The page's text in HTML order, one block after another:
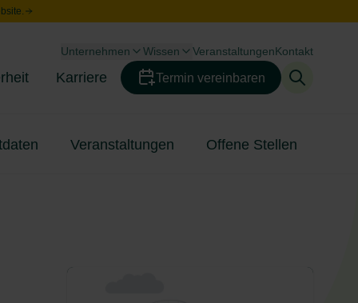
Unternehmen
Toggle menu
Wissen
Toggle menu
VeranstaltungenKontakt
Karriere
Toggle menu
Termin vereinbaren
Veranstaltungen Offene Stellen